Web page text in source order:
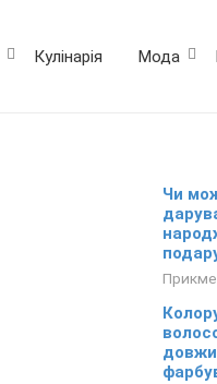
Кулінарія Мода
Чи